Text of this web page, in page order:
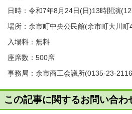
日時：令和7年8月24日(日)13時開演
場所：余市町中央公民館(余市町大川町
入場料：無料
座席数：500席
事務局：余市商工会議所(0135-23-
この記事に関するお問い合わ